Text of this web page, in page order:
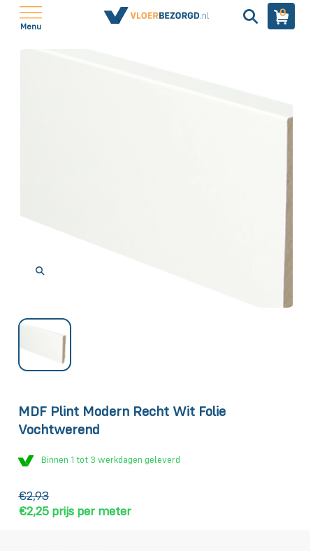
Menu
0
MDF Plint Modern Recht Wit Folie
Vochtwerend
Binnen 1 tot 3 werkdagen geleverd
€2,93
€2,25 prijs per meter